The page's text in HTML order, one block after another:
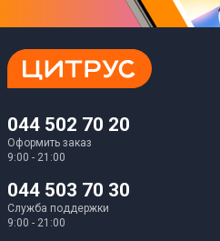
Поворотный циферблат
Выбор температуры нагрева
Синхронизация со смартфоном
Индикация нагрева
Нет
044 502 70 20
Оформить заказ
9:00 - 21:00
044 503 70 30
Служба поддержки
9:00 - 21:00